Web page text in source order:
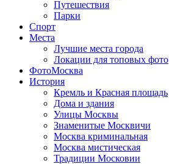
Путешествия
Парки
Спорт
Места
Лучшие места города
Локации для топовых фото
ФотоМосква
История
Кремль и Красная площадь
Дома и здания
Улицы Москвы
Знаменитые Москвичи
Москва криминальная
Москва мистическая
Традиции Московии